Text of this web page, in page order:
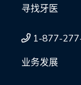
寻找牙医
1-877-
业务发展